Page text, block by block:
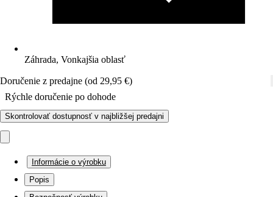
Záhrada, Vonkajšia oblasť
Doručenie z predajne (od 29,95 €)
Rýchle doručenie po dohode
Skontrolovať dostupnosť v najbližšej predajni
Informácie o výrobku
Popis